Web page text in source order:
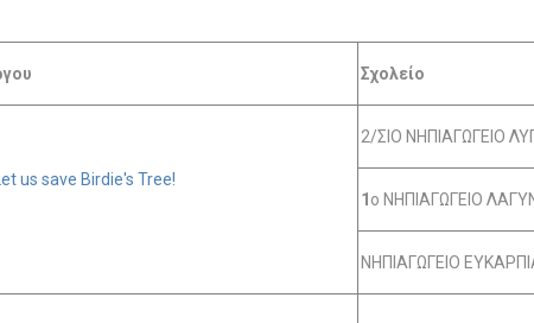
Σχολείο
us save Birdie's Tree!
2/ΣΙΟ ΝΗΠΙΑΓΩΓΕΙΟ
1 ο ΝΗΠΙΑΓΩΓΕΙΟ
ΝΗΠΙΑΓΩΓΕΙΟ